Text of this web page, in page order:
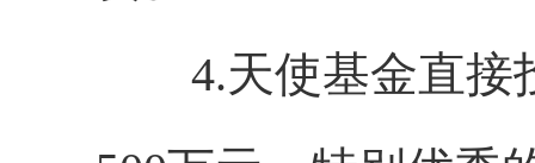
4.天使基金直接